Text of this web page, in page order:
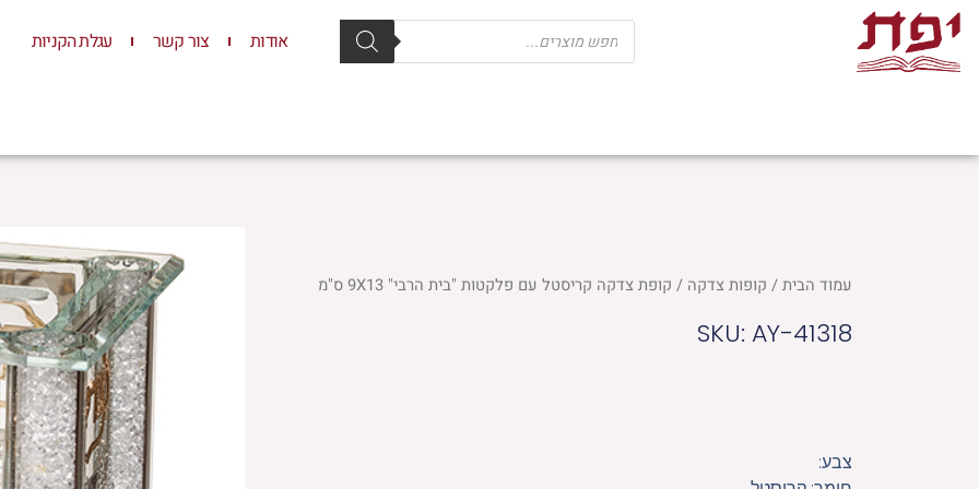
דילוג
לתוכן
Products
search אודות צור קשר עגלת הקניות
עמוד הבית/ קופות צדקה / קופת צדקה קריסטל עם פלקטות "בית הרבי" 9X13 ס"מ
SKU: AY-41318
צבע: